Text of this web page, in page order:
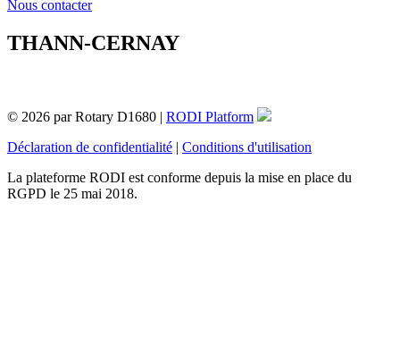
Nous contacter
THANN-CERNAY
© 2026 par Rotary D1680 | RODI Platform
Déclaration de confidentialité | Conditions d'utilisation
La plateforme RODI est conforme depuis la mise en place du
RGPD le 25 mai 2018.